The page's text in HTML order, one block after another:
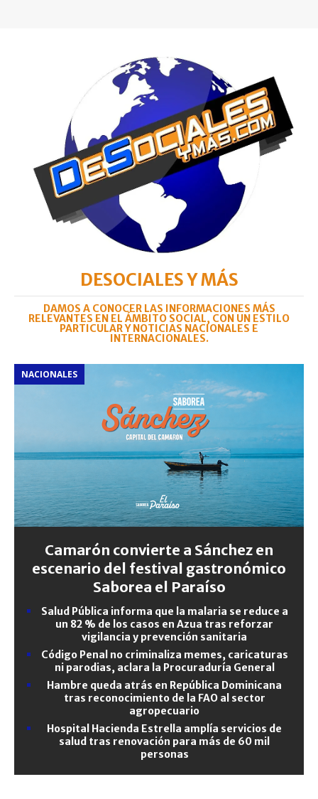
DESOCIALES Y MÁS
DAMOS A CONOCER LAS INFORMACIONES MÁS
RELEVANTES EN EL ÁMBITO SOCIAL, CON UN ESTILO
PARTICULAR Y NOTICIAS NACIONALES E
INTERNACIONALES.
NACIONALES
Camarón convierte a Sánchez en
escenario del festival gastronómico
Saborea el Paraíso
Salud Pública informa que la malaria se reduce a
un 82 % de los casos en Azua tras reforzar
vigilancia y prevención sanitaria
Código Penal no criminaliza memes, caricaturas
ni parodias, aclara la Procuraduría General
Hambre queda atrás en República Dominicana
tras reconocimiento de la FAO al sector
agropecuario
Hospital Hacienda Estrella amplía servicios de
salud tras renovación para más de 60 mil
personas